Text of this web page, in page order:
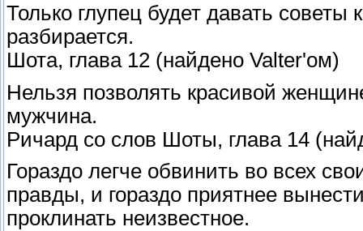
Только глупец будет давать
разбирается.
Шота, глава 12 (найдено Valter'ом)
Нельзя позволять красивой
мужчина.
Ричард со слов Шоты, глава 14
Гораздо легче обвинить во всех
правды, и гораздо приятнее
проклинать неизвестное.